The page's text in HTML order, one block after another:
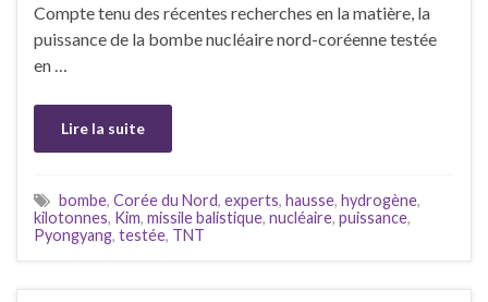
Compte tenu des récentes recherches en la matière, la
puissance de la bombe nucléaire nord-coréenne testée
en …
Lire la suite
bombe, Corée du Nord, experts, hausse, hydrogène,
kilotonnes, Kim, missile balistique, nucléaire, puissance,
Pyongyang, testée, TNT